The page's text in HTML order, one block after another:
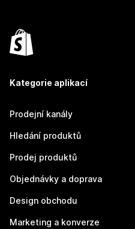
Kategorie aplikací
Prodejní kanály
Hledání produktů
Prodej produktů
Objednávky a doprava
Design obchodu
Marketing a konverze